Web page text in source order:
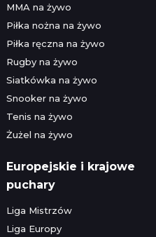
MMA na żywo
Piłka nożna na żywo
Piłka ręczna na żywo
Rugby na żywo
Siatkówka na żywo
Snooker na żywo
Tenis na żywo
Żużel na żywo
Europejskie i krajowe
puchary
Liga Mistrzów
Liga Europy